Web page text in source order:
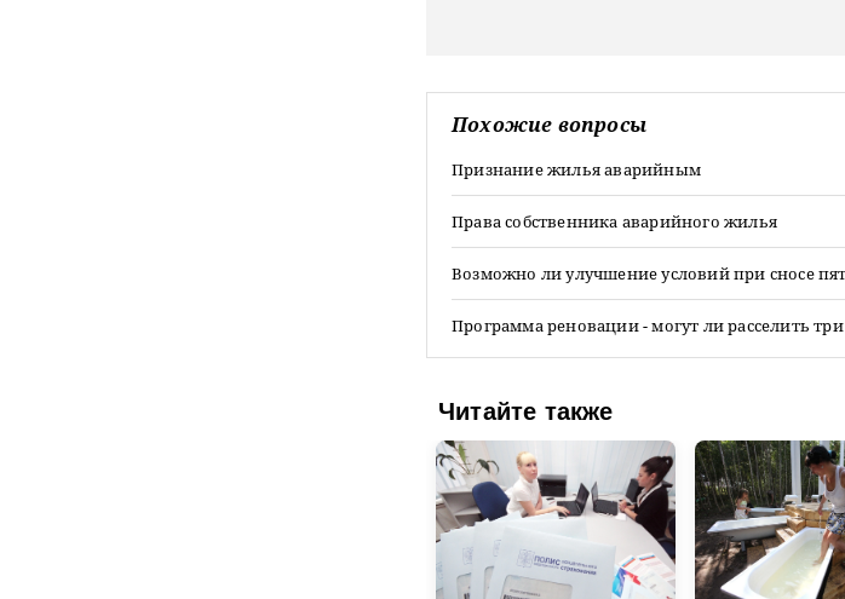
Похожие вопросы
Признание жилья аварийным
Права собственника аварийного жилья
Возможно ли улучшение условий при сносе
Программа реновации - могут ли расселить
Читайте также